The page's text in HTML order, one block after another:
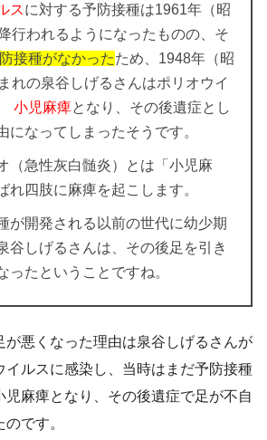
スに対する予防接種は1961年（昭
行われるようになったものの、そ
接種がなかったため、1948年（昭
れの泉谷しげるさんはポリオウイ
小児麻痺となり、その後遺症とし
になってしまったそうです。
（急性灰白髄炎）とは「小児麻
れ四肢に麻痺を起こします。
が開発される以前の世代に幼少期
谷しげるさんは、その後足を引き
ったということですね。
が悪くなった理由は泉谷しげるさんが
イルスに感染し、当時はまだ予防接種
児麻痺となり、その後遺症で足が不自
です。